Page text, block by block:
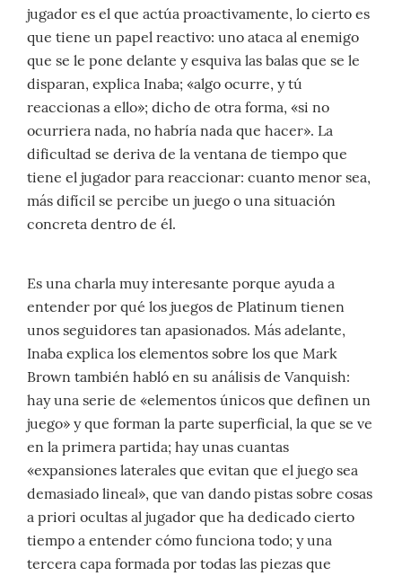
jugador es el que actúa proactivamente, lo cierto es
que tiene un papel reactivo: uno ataca al enemigo
que se le pone delante y esquiva las balas que se le
disparan, explica Inaba; «algo ocurre, y tú
reaccionas a ello»; dicho de otra forma, «si no
ocurriera nada, no habría nada que hacer». La
dificultad se deriva de la ventana de tiempo que
tiene el jugador para reaccionar: cuanto menor sea,
más difícil se percibe un juego o una situación
concreta dentro de él.
Es una charla muy interesante porque ayuda a
entender por qué los juegos de Platinum tienen
unos seguidores tan apasionados. Más adelante,
Inaba explica los elementos sobre los que Mark
Brown también habló en su análisis de Vanquish:
hay una serie de «elementos únicos que definen un
juego» y que forman la parte superficial, la que se ve
en la primera partida; hay unas cuantas
«expansiones laterales que evitan que el juego sea
demasiado lineal», que van dando pistas sobre cosas
a priori ocultas al jugador que ha dedicado cierto
tiempo a entender cómo funciona todo; y una
tercera capa formada por todas las piezas que